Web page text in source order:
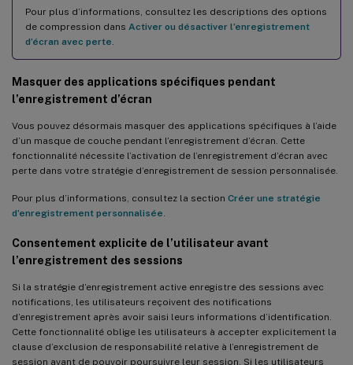
Pour plus d’informations, consultez les descriptions des options
de compression dans Activer ou désactiver l’enregistrement
d’écran avec perte
Masquer des applications spécifiques pendant
l’enregistrement d’écran
Vous pouvez désormais masquer des applications spécifiques à l’aide
d’un masque de couche pendant l’enregistrement d’écran. Cette
fonctionnalité nécessite l’activation de l’enregistrement d’écran avec
perte dans votre stratégie d’enregistrement de session personnalisée.
Pour plus d’informations, consultez la section Créer une stratégie
d’enregistrement personnalisée
Consentement explicite de l’utilisateur avant
l’enregistrement des sessions
Si la stratégie d’enregistrement active enregistre des sessions avec
notifications, les utilisateurs reçoivent des notifications
d’enregistrement après avoir saisi leurs informations d’identification.
Cette fonctionnalité oblige les utilisateurs à accepter explicitement la
clause d’exclusion de responsabilité relative à l’enregistrement de
session avant de pouvoir poursuivre leur session. Si les utilisateurs
Prise en charge des fichiers Azure et de l’équilibrage de charge
dans Azure
Prise en charge du SDK Remote PowerShell Citrix Virtual Apps
and Desktops pour l’enregistrement de session dynamique
Nouvelle configuration des polices et des couleurs sur le site
Web du lecteur
Améliorations de la lecture de l’enregistrement
Masquer le contenu sur la page d’accueil du lecteur Web